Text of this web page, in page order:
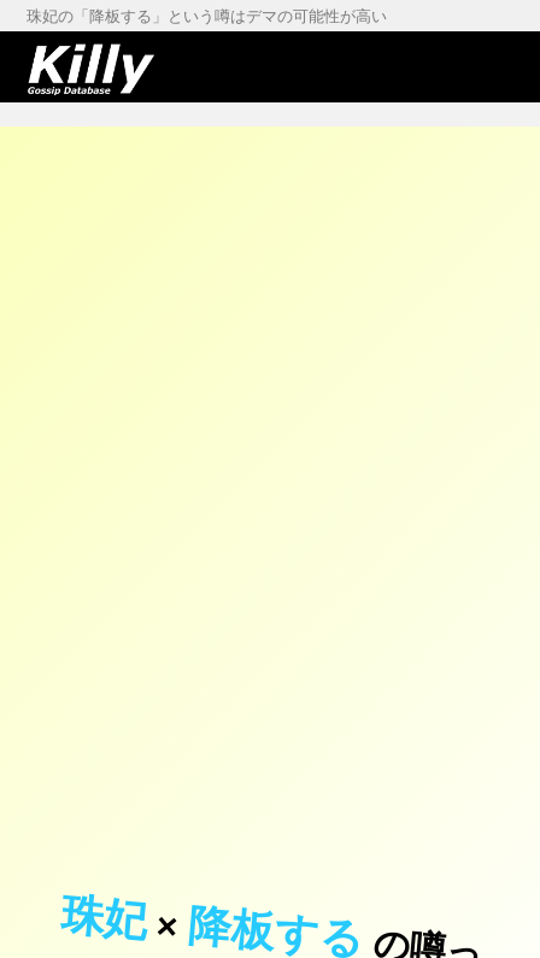
珠妃の「降板する」という噂はデマの可能性が高い
珠妃×降板する の
噂
っ
！